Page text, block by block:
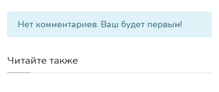
Нет комментариев. Ваш будет первым!
Читайте также